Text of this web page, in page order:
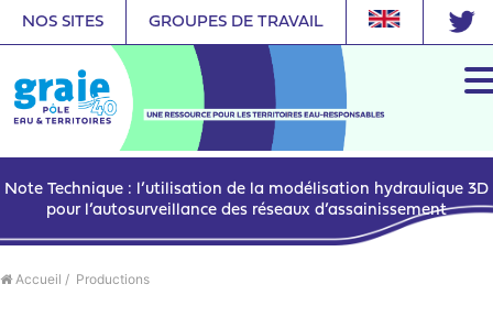
NOS SITES GROUPES DE TRAVAIL
Note Technique : l’utilisation de la modélisation hydraulique 3D
pour l’autosurveillance des réseaux d’assainissement
Accueil / Productions